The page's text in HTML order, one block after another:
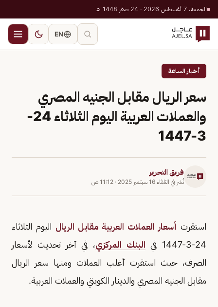
الجمعة، 7 أغسطس 2026 · 24 صفر 1448 هـ
EN
أخبار الساعة
سعر الريال مقابل الجنيه المصري
والعملات العربية اليوم الثلاثاء 24-
3-1447
فريق التحرير
نُشر في الثلاثاء 16 سبتمبر 2025 · 11:12 ص
استقرت أسعار العملات العربية مقابل الريال اليوم الثلاثاء
24-3-1447 في
البنك المركزي، في آخر تحديث لأسعار
الصرف، حيث استقرت أغلب العملات ومنها سعر الريال
مقابل الجنيه المصري والدينار الكويتي والعملات العربية.